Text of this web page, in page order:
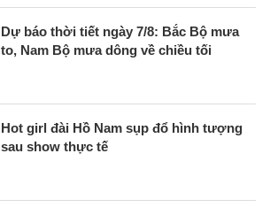
Dự báo thời tiết ngày 7/8: Bắc Bộ mưa
to, Nam Bộ mưa dông về chiều tối
Hot girl đài Hồ Nam sụp đổ hình tượng
sau show thực tế